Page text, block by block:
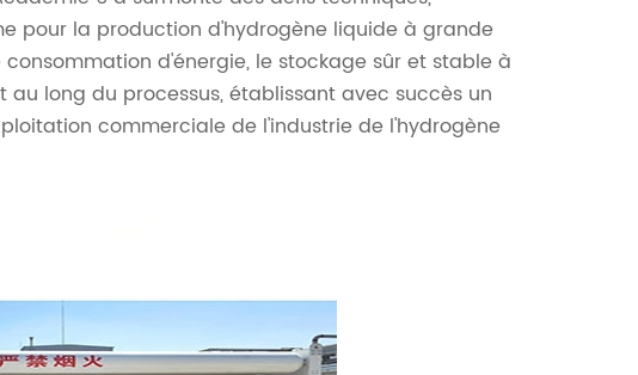
pour la production d'hydrogène liquide à grande
d'énergie, le stockage sûr et stable à
long du processus, établissant avec succès un
commerciale de l'industrie de l'hydrogène